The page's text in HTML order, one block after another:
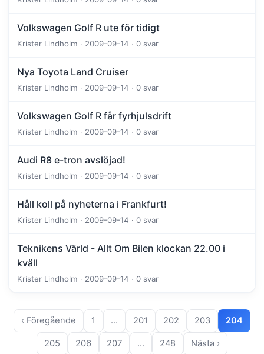
Volkswagen Golf R ute för tidigt
Krister Lindholm · 2009-09-14 · 0 svar
Nya Toyota Land Cruiser
Krister Lindholm · 2009-09-14 · 0 svar
Volkswagen Golf R får fyrhjulsdrift
Krister Lindholm · 2009-09-14 · 0 svar
Audi R8 e-tron avslöjad!
Krister Lindholm · 2009-09-14 · 0 svar
Håll koll på nyheterna i Frankfurt!
Krister Lindholm · 2009-09-14 · 0 svar
Teknikens Värld - Allt Om Bilen klockan 22.00 i
kväll
Krister Lindholm · 2009-09-14 · 0 svar
‹ Föregående 1 … 201 202 203 204
205 206 207 … 248 Nästa ›